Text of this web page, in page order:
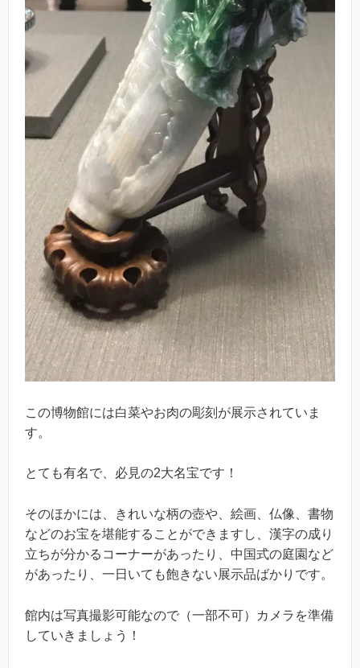
この博物館には白菜やお肉の彫刻が展示されていま
す。
とても有名で、必見の2大名宝です！
そのほかには、きれいな柄の壺や、絵画、仏像、書物
などのお宝を堪能することができますし、漢字の成り
立ちが分かるコーナーがあったり、中国式の庭園など
があったり、一日いても飽きない展示品ばかりです。
館内は写真撮影可能なので（一部不可）カメラを準備
していきましょう！